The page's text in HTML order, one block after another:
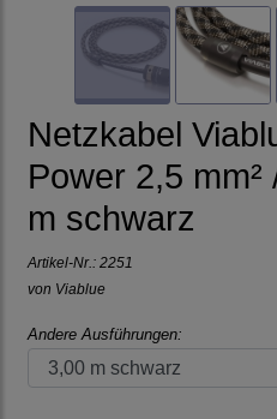
Netzkabel
Power 2,5
m schwarz
Artikel-Nr.: 2251
von Viablue
Andere Ausführungen: